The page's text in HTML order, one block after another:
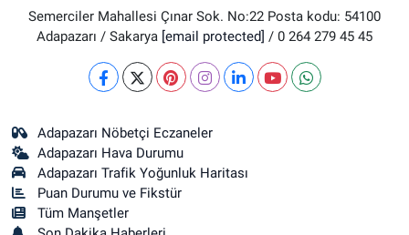
Semerciler Mahallesi Çınar Sok. No:22 Posta kodu: 54100
Adapazarı / Sakarya [email protected] / 0 264 279 45 45
Adapazarı Nöbetçi Eczaneler
Adapazarı Hava Durumu
Adapazarı Trafik Yoğunluk Haritası
Puan Durumu ve Fikstür
Tüm Manşetler